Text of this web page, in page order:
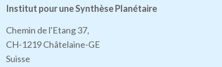
Institut pour une Synthèse Planétaire
Chemin de l'Etang 37,
CH-1219 Châtelaine-GE
Suisse